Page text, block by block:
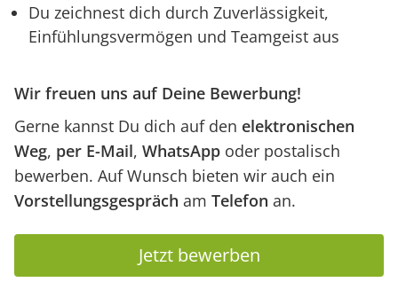
Du zeichnest dich durch Zuverlässigkeit,
Einfühlungsvermögen und Teamgeist aus
Wir freuen uns auf Deine Bewerbung!
Gerne kannst Du dich auf den elektronischen
Weg, per E-Mail, WhatsApp oder postalisch
bewerben. Auf Wunsch bieten wir auch ein
Vorstellungsgespräch am Telefon an.
Jetzt bewerben